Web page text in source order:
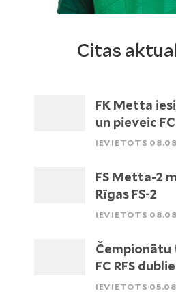
Citas
FK Metta
un pieveic FC
IEVIETOTS
FS Metta-2
Rīgas FS-2
IEVIETOTS
FC RFS
IEVIETOTS